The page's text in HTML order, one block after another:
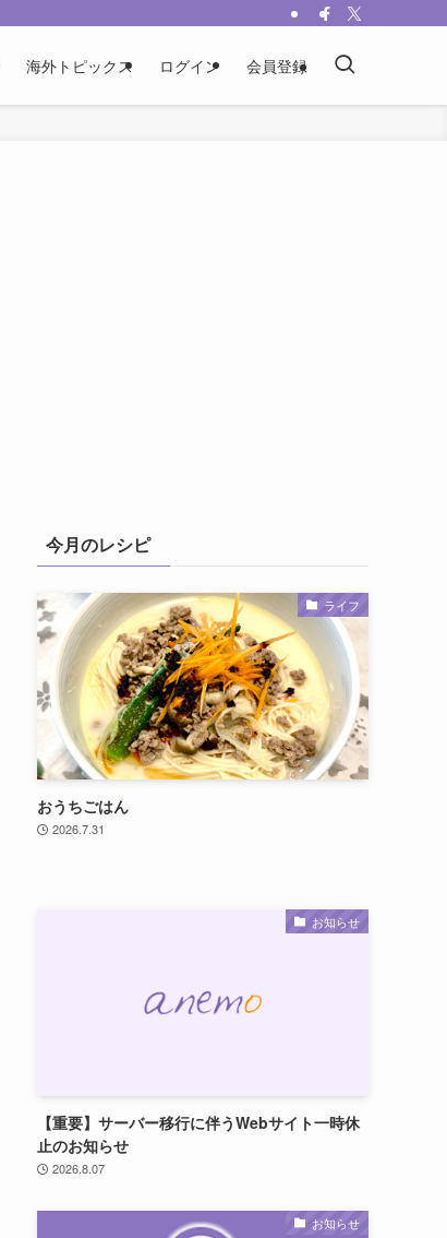
海外トピックス ログイン 会員登録
今月のレシピ
ライフ
おうちごはん
2026.7.31
お知らせ
【重要】サーバー移行に伴うWebサイト一時休
止のお知らせ
2026.8.07
お知らせ